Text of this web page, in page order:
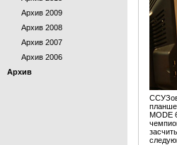
Архив 2009
Архив 2008
Архив 2007
Архив 2006
Архив
MODE